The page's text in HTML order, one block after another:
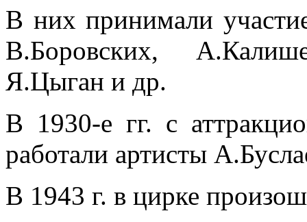
В них принимали
В.Боровских,
Я.Цыган и др.
В 1930-е гг. с
работали артисты
В 1943 г. в цирке